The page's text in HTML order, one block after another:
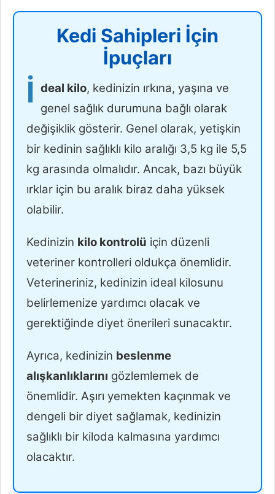
Kedi Sahipleri İçin
İpuçları
İ deal kilo, kedinizin ırkına, yaşına ve
genel sağlık durumuna bağlı olarak
değişiklik gösterir. Genel olarak, yetişkin
bir kedinin sağlıklı kilo aralığı 3,5 kg ile 5,5
kg arasında olmalıdır. Ancak, bazı büyük
ırklar için bu aralık biraz daha yüksek
olabilir.
Kedinizin kilo kontrolü için düzenli
veteriner kontrolleri oldukça önemlidir.
Veterineriniz, kedinizin ideal kilosunu
belirlemenize yardımcı olacak ve
gerektiğinde diyet önerileri sunacaktır.
Ayrıca, kedinizin beslenme
alışkanlıklarını gözlemlemek de
önemlidir. Aşırı yemekten kaçınmak ve
dengeli bir diyet sağlamak, kedinizin
sağlıklı bir kiloda kalmasına yardımcı
olacaktır.